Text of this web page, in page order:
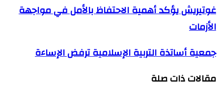
غوتيريش
يؤكد
أهمية
الاحتفاظ
في
غوتيريش يؤكد أهمية الاحتفاظ بالأمل في مواجهة
الأزمات
أساتذة
الإسلامية
جمعية أساتذة التربية الإسلامية ترفض الإساءة
مقالات ذات صلة